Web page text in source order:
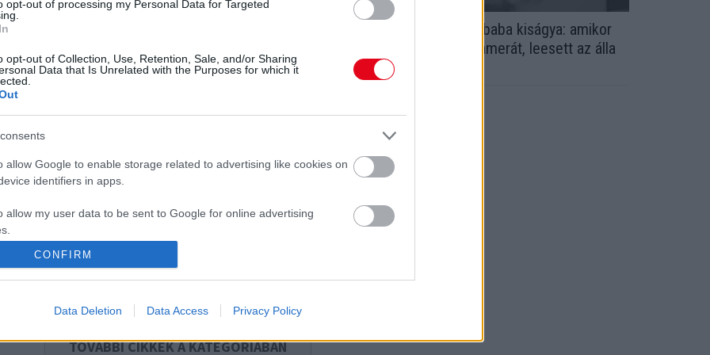
opt-out of processing my Personal Data for Targeted
opt-out of Collection, Use, Retention, Sale, and/or Sharing
Data that Is Unrelated with the Purposes for which it
allow Google to enable storage related to advertising like cookies on
identifiers in apps.
allow my user data to be sent to Google for online advertising
allow Google to send me personalized advertising.
identifiers in apps.
allow Google to enable storage related to functionality of the website
CONFIRM
Data Deletion Data Access Privacy Policy
kiderült az igazság
Éjszaka vándorolt el a baba kiságya: amikor
az anya megnézte a kamerát, leesett az álla
3000 forintból működik az
ATV műsorvezetőjének
vállalkozása
Először látja a kamerán a nő,
mit csinál a kutya otthon: és
TOVÁBBI CIKKEK A KATEGÓRIÁBAN